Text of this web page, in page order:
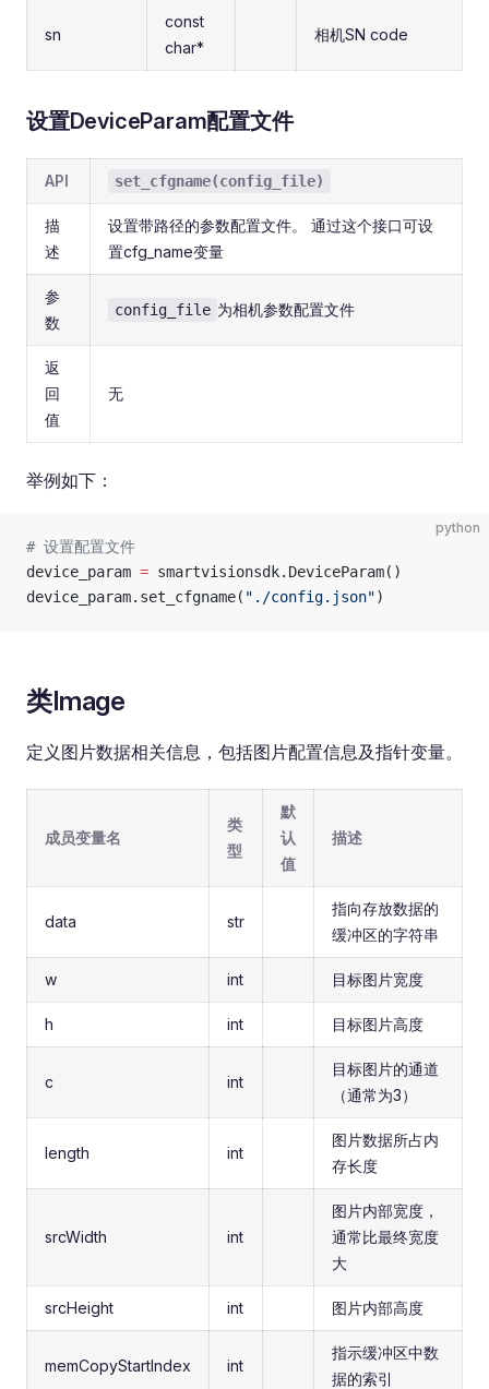
sn
const
char*
相机SN code
设置DeviceParam配置文件
API set_cfgname(config_file)
描
述
设置带路径的参数配置文件。 通过这个接口可设
置cfg_name变量
参
数
config_file 为相机参数配置文件
返
回
值
无
举例如下：
python
# 设置配置文件
device_param = smartvisionsdk.DeviceParam()
device_param.set_cfgname( "./config.json")
类Image
定义图片数据相关信息，包括图片配置信息及指针变量。
成员变量名
类
型
默
认
值
描述
data str
指向存放数据的
缓冲区的字符串
w int 目标图片宽度
h int 目标图片高度
c int
目标图片的通道
（通常为3）
length int
图片数据所占内
存长度
srcWidth int
图片内部宽度，
通常比最终宽度
大
srcHeight int 图片内部高度
memCopyStartIndex int
指示缓冲区中数
据的索引